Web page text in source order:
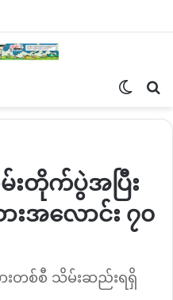
းတိုက်ပွဲအပြီး
အလောင်း ၇၀
တစ်စီ သိမ်းဆည်းရရှိ